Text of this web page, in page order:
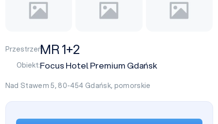
Przestrzeń:MR 1+2
Obiekt:Focus Hotel Premium Gdańsk
Nad Stawem 5, 80-454 Gdańsk, pomorskie